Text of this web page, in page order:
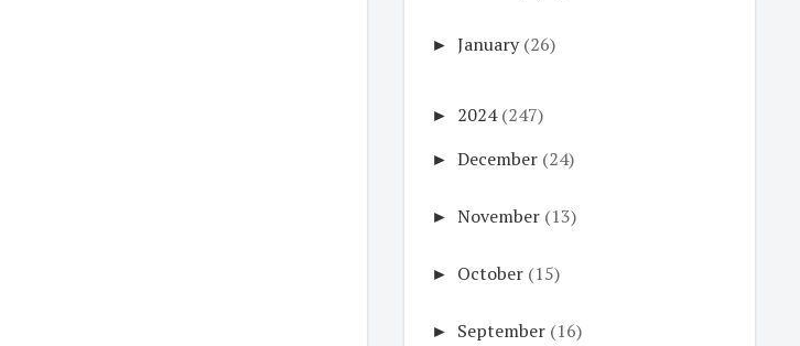
► January (26)
► 2024 (247)
► December (24)
► November (13)
► October (15)
► September (16)